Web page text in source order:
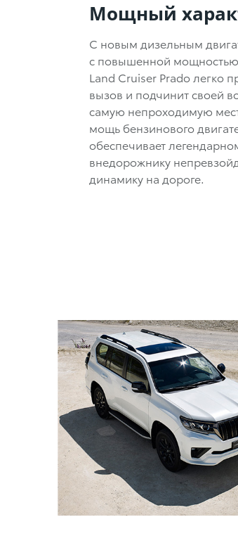
Мощный
С новым дизельным
с повышенной мощностью
Land Cruiser Prado легко
вызов и подчинит своей
самую непроходимую
мощь бензинового
обеспечивает
внедорожнику
динамику на дороге.